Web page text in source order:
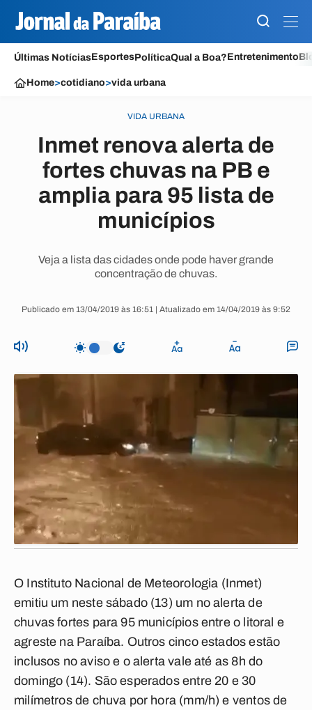
Últimas NotíciasEsportesPolíticaQual a Boa?Entretenimento
Home>cotidiano>vida urbana
VIDA URBANA
Inmet renova alerta de
fortes chuvas na PB e
amplia para 95 lista de
municípios
Veja a lista das cidades onde pode haver grande
concentração de chuvas.
Publicado em 13/04/2019 às 16:51 | Atualizado em 14/04/2019 às 9:52
O Instituto Nacional de Meteorologia (Inmet)
emitiu um neste sábado (13) um no alerta de
chuvas fortes para 95 municípios entre o litoral e
agreste na Paraíba. Outros cinco estados estão
inclusos no aviso e o alerta vale até as 8h do
domingo (14). São esperados entre 20 e 30
milímetros de chuva por hora (mm/h) e ventos de